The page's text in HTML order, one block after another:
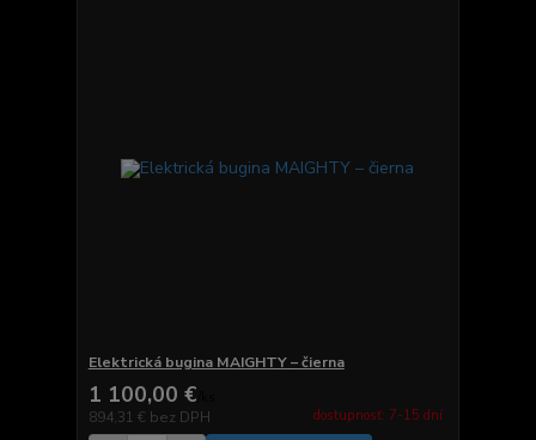
Elektrická bugina MAIGHTY – čierna
1 100,00 €
894,31 € bez DPH dostupnosť: 7-15 dní